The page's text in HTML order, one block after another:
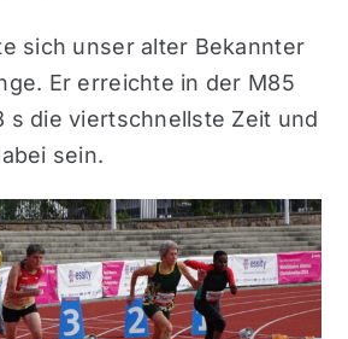
sich unser alter Bekannter
Er erreichte in der M85
s die viertschnellste Zeit und
sein.